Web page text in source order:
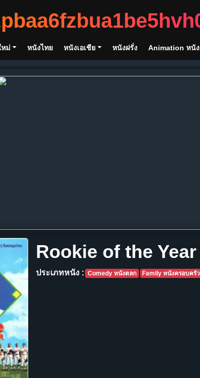
หม่ หนังไทย หนังเอเชีย หนังฝรั่ง Animation หนั
Rookie of the
ประเภทหนัง : Comedy หนังตลก Family หนังครอบครัว